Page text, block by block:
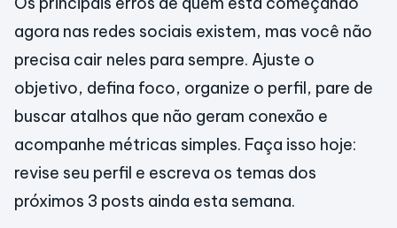
agora nas redes sociais existem, mas você não
precisa cair neles para sempre. Ajuste o
objetivo, defina foco, organize o perfil, pare de
buscar atalhos que não geram conexão e
acompanhe métricas simples. Faça isso hoje:
revise seu perfil e escreva os temas dos
próximos 3 posts ainda esta semana.